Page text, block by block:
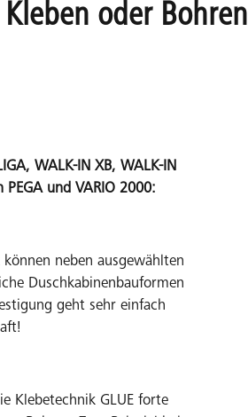
oder Bohren
WALK-IN XB, WALK-IN
PEGA und VARIO 2000:
neben ausgewählten
Duschkabinenbauformen
geht sehr einfach
Klebetechnik GLUE forte